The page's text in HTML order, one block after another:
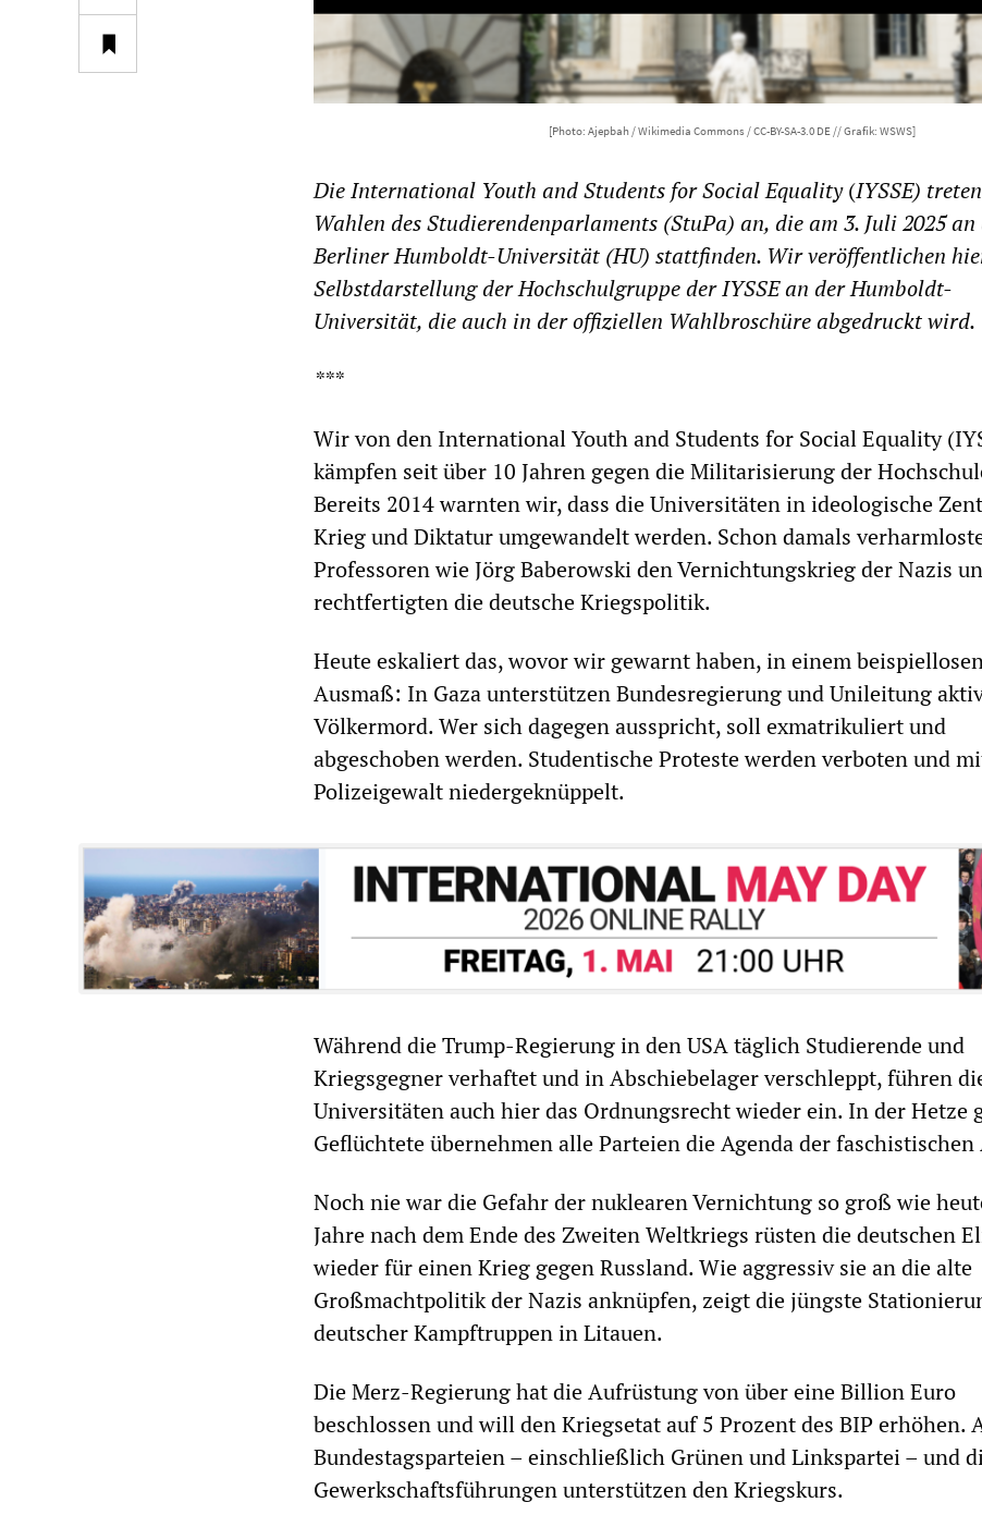
[Photo: Ajepbah / Wikimedia Commons / CC-BY-SA-3.0 DE // Grafik: WSWS]
Die International Youth and Students for Social Equality(IYSSE)
Wahlen des Studierendenparlaments (StuPa) an, die am 3. Juli 2025 an
Berliner Humboldt-Universität (HU) stattfinden. Wir veröffentlichen
Selbstdarstellung der Hochschulgruppe der IYSSE an der Humboldt-
Universität, die auch in der offiziellen Wahlbroschüre abgedruckt wird.
***
Wir von den International Youth and Students for Social Equality
kämpfen seit über 10 Jahren gegen die Militarisierung der
Bereits 2014 warnten wir, dass die Universitäten in ideologische
Krieg und Diktatur umgewandelt werden. Schon damals
Professoren wie Jörg Baberowski den Vernichtungskrieg der Nazis
rechtfertigten die deutsche Kriegspolitik.
Heute eskaliert das, wovor wir gewarnt haben, in einem
Ausmaß: In Gaza unterstützen Bundesregierung und Unileitung
Völkermord. Wer sich dagegen ausspricht, soll exmatrikuliert und
abgeschoben werden. Studentische Proteste werden verboten und
Polizeigewalt niedergeknüppelt.
Während die Trump-Regierung in den USA täglich Studierende und
Kriegsgegner verhaftet und in Abschiebelager verschleppt, führen
Universitäten auch hier das Ordnungsrecht wieder ein. In der Hetze
Geflüchtete übernehmen alle Parteien die Agenda der faschistischen
Noch nie war die Gefahr der nuklearen Vernichtung so groß wie
Jahre nach dem Ende des Zweiten Weltkriegs rüsten die deutschen
wieder für einen Krieg gegen Russland. Wie aggressiv sie an die alte
Großmachtpolitik der Nazis anknüpfen, zeigt die jüngste
deutscher Kampftruppen in Litauen.
Die Merz-Regierung hat die Aufrüstung von über eine Billion Euro
beschlossen und will den Kriegsetat auf 5 Prozent des BIP erhöhen.
Bundestagsparteien – einschließlich Grünen und Linkspartei – und
Gewerkschaftsführungen unterstützen den Kriegskurs.